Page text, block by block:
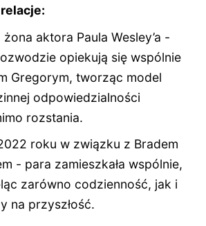
żona aktora Paula Wesley’a -
opiekują się wspólnie
Gregorym, tworząc model
odpowiedzialności
rozstania.
roku w związku z Bradem
- para zamieszkała wspólnie,
zarówno codzienność, jak i
na przyszłość.